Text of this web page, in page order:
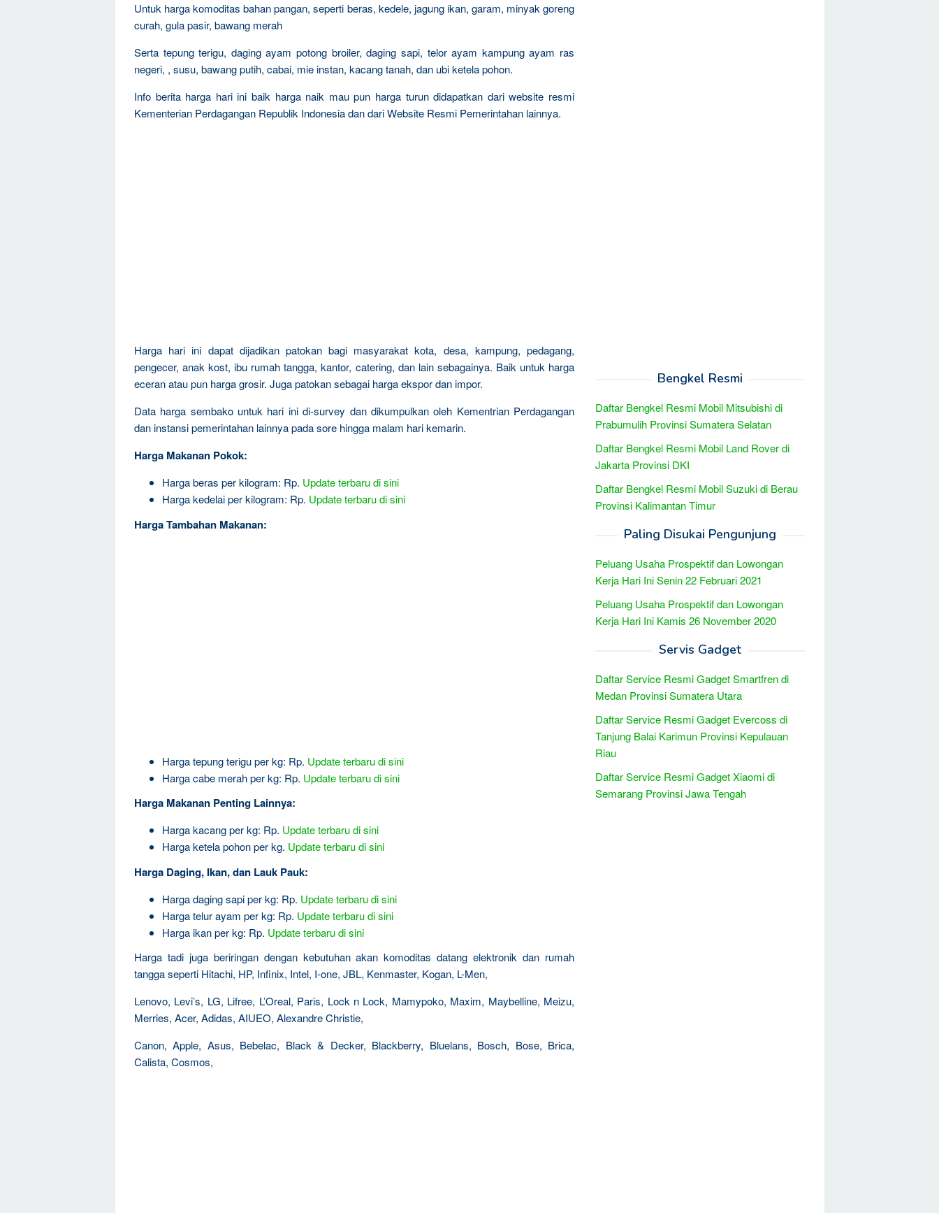
Untuk harga komoditas bahan pangan, seperti beras, kedele, jagung ikan, garam, minyak goreng
curah, gula pasir, bawang merah
Serta tepung terigu, daging ayam potong broiler, daging sapi, telor ayam kampung ayam ras
negeri, , susu, bawang putih, cabai, mie instan, kacang tanah, dan ubi ketela pohon.
Info berita harga hari ini baik harga naik mau pun harga turun didapatkan dari website resmi
Kementerian Perdagangan Republik Indonesia dan dari Website Resmi Pemerintahan lainnya.
Harga hari ini dapat dijadikan patokan bagi masyarakat kota, desa, kampung, pedagang,
pengecer, anak kost, ibu rumah tangga, kantor, catering, dan lain sebagainya. Baik untuk harga
eceran atau pun harga grosir. Juga patokan sebagai harga ekspor dan impor.
Data harga sembako untuk hari ini di-survey dan dikumpulkan oleh Kementrian Perdagangan
dan instansi pemerintahan lainnya pada sore hingga malam hari kemarin.
Harga Makanan Pokok:
Harga beras per kilogram: Rp. Update terbaru di sini
Harga kedelai per kilogram: Rp. Update terbaru di sini
Harga Tambahan Makanan:
Harga tepung terigu per kg: Rp. Update terbaru di sini
Harga cabe merah per kg: Rp. Update terbaru di sini
Harga Makanan Penting Lainnya:
Harga kacang per kg: Rp. Update terbaru di sini
Harga ketela pohon per kg. Update terbaru di sini
Harga Daging, Ikan, dan Lauk Pauk:
Harga daging sapi per kg: Rp. Update terbaru di sini
Harga telur ayam per kg: Rp. Update terbaru di sini
Harga ikan per kg: Rp. Update terbaru di sini
Harga tadi juga beriringan dengan kebutuhan akan komoditas datang elektronik dan rumah
tangga seperti Hitachi, HP, Infinix, Intel, I-one, JBL, Kenmaster, Kogan, L-Men,
Lenovo, Levi’s, LG, Lifree, L’Oreal, Paris, Lock n Lock, Mamypoko, Maxim, Maybelline, Meizu,
Merries, Acer, Adidas, AIUEO, Alexandre Christie,
Canon, Apple, Asus, Bebelac, Black & Decker, Blackberry, Bluelans, Bosch, Bose, Brica,
Calista, Cosmos,
Bengkel Resmi
Daftar Bengkel Resmi Mobil Mitsubishi di
Prabumulih Provinsi Sumatera Selatan
Daftar Bengkel Resmi Mobil Land Rover di
Jakarta Provinsi DKI
Daftar Bengkel Resmi Mobil Suzuki di Berau
Provinsi Kalimantan Timur
Paling Disukai Pengunjung
Peluang Usaha Prospektif dan Lowongan
Kerja Hari Ini Senin 22 Februari 2021
Peluang Usaha Prospektif dan Lowongan
Kerja Hari Ini Kamis 26 November 2020
Servis Gadget
Daftar Service Resmi Gadget Smartfren di
Medan Provinsi Sumatera Utara
Daftar Service Resmi Gadget Evercoss di
Tanjung Balai Karimun Provinsi Kepulauan
Riau
Daftar Service Resmi Gadget Xiaomi di
Semarang Provinsi Jawa Tengah